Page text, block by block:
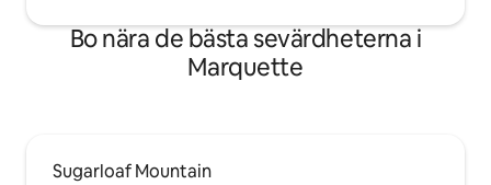
Bo nära de bästa sevärdheterna i
Marquette
Sugarloaf Mountain